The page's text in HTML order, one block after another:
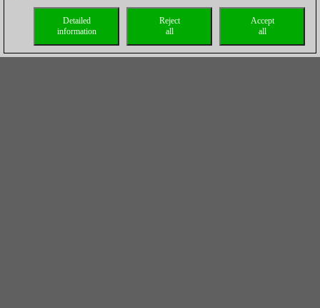
Accept
all
Reject
all
Detailed
information